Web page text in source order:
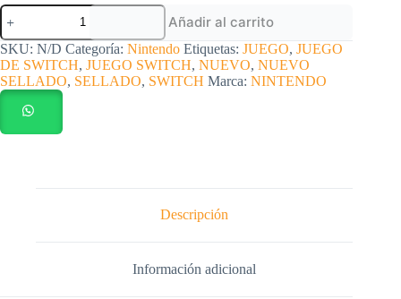
Juego
Switch
Pokemon
Violeta
nuevo
sellado
cantidad
Añadir al carrito
SKU: N/D Categoría: Nintendo Etiquetas: JUEGO, JUEGO
DE SWITCH, JUEGO SWITCH, NUEVO, NUEVO
SELLADO, SELLADO, SWITCH Marca: NINTENDO
Descripción
Información adicional